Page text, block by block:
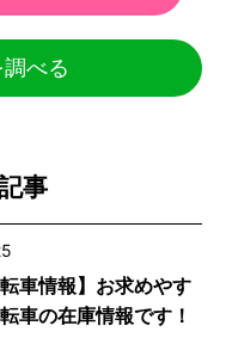
べる
事
転車情報】お求めやす
車の在庫情報です！